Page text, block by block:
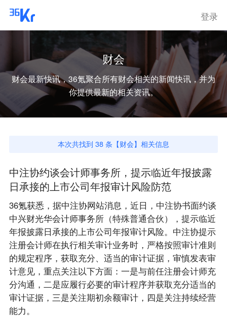
登录
财会
财会最新快讯，36氪聚合所有财会相关的新闻快讯，并为
你提供最新的相关资讯。
本次共找到 38 条【财会】相关信息
中注协约谈会计师事务所，提示临近年报披露
日承接的上市公司年报审计风险防范
36氪获悉，据中注协网站消息，近日，中注协书面约谈
中兴财光华会计师事务所（特殊普通合伙），提示临近
年报披露日承接的上市公司年报审计风险。中注协提示
注册会计师在执行相关审计业务时，严格按照审计准则
的规定程序，获取充分、适当的审计证据，审慎发表审
计意见，重点关注以下方面：一是与前任注册会计师充
分沟通，二是应履行必要的审计程序并获取充分适当的
审计证据，三是关注期初余额审计，四是关注持续经营
能力。